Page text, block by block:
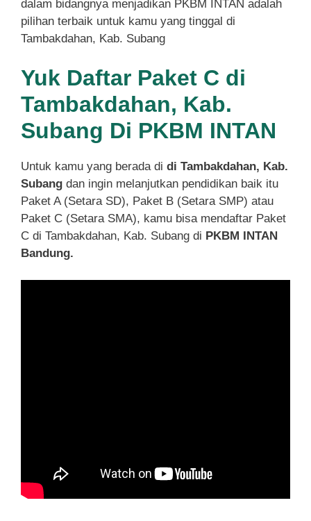
dalam bidangnya menjadikan PKBM INTAN adalah
pilihan terbaik untuk kamu yang tinggal di
Tambakdahan, Kab. Subang
Yuk Daftar Paket C di
Tambakdahan, Kab.
Subang Di PKBM INTAN
Untuk kamu yang berada di di Tambakdahan, Kab.
Subang dan ingin melanjutkan pendidikan baik itu
Paket A (Setara SD), Paket B (Setara SMP) atau
Paket C (Setara SMA), kamu bisa mendaftar Paket
C di Tambakdahan, Kab. Subang di PKBM INTAN
Bandung.